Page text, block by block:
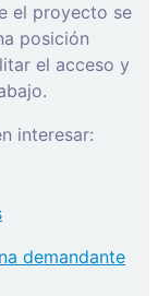
el proyecto se
posición
el acceso y
interesar:
demandante